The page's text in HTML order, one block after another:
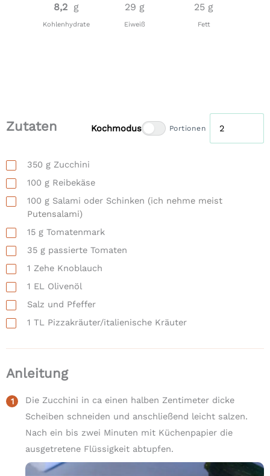
8,2g
Kohlenhydrate
29 g
Eiweiß
25 g
Fett
Zutaten Kochmodus Portionen
350 g Zucchini
100 g Reibekäse
100 g Salami oder Schinken (ich nehme meist
Putensalami)
15 g Tomatenmark
35 g passierte Tomaten
1 Zehe Knoblauch
1 EL Olivenöl
Salz und Pfeffer
1 TL Pizzakräuter/italienische Kräuter
Anleitung
Die Zucchini in ca einen halben Zentimeter dicke
Scheiben schneiden und anschließend leicht salzen.
Nach ein bis zwei Minuten mit Küchenpapier die
ausgetretene Flüssigkeit abtupfen.